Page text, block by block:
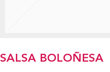
SALSA BOLOÑESA